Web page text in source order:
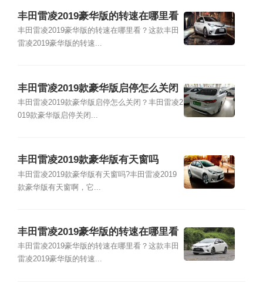
丰田雷凌2019豪华版的转速在哪里看
丰田雷凌2019豪华版的转速在哪里看？这款丰田
雷凌2019豪华版的转速...
丰田雷凌2019款豪华版启停怎么关闭
丰田雷凌2019款豪华版启停怎么关闭？丰田雷凌2
019款豪华版启停关闭...
丰田雷凌2019款豪华版有天窗吗
丰田雷凌2019款豪华版有天窗吗?丰田雷凌2019
款豪华版有天窗啊，它...
丰田雷凌2019豪华版的转速在哪里看
丰田雷凌2019豪华版的转速在哪里看？这款丰田
雷凌2019豪华版的转速...